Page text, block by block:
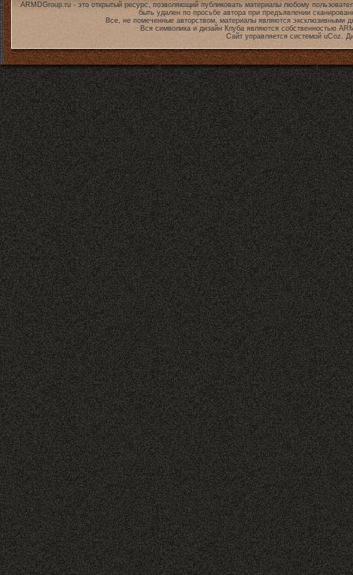
ARMDGroup.ru - это открытый ресурс, позволяющий публиковать материалы любому
быть удален по просьбе автора при предъявлении
Все, не помеченные авторством, материалы являются эксклюзивными
Вся символика и дизайн Клуба являются собственностью
Сайт управляется системой uCoz.